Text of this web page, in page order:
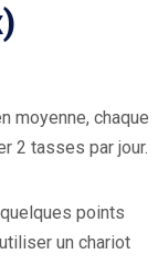
moyenne, chaque
2 tasses par jour.
points
un chariot